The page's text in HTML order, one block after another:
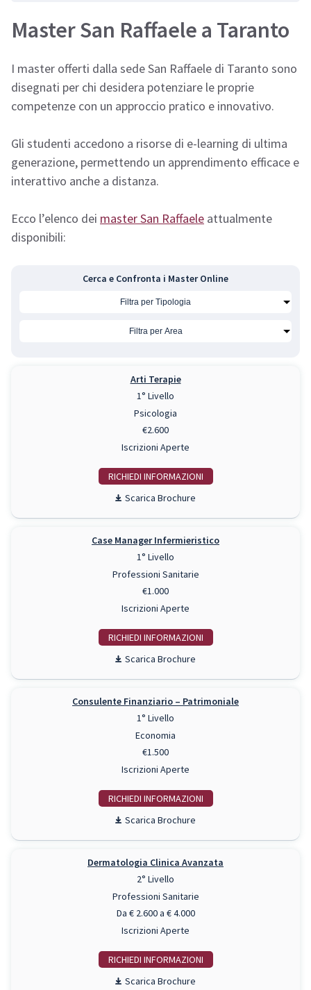
Master San Raffaele a Taranto
I master offerti dalla sede San Raffaele di Taranto sono
disegnati per chi desidera potenziare le proprie
competenze con un approccio pratico e innovativo.
Gli studenti accedono a risorse di e-learning di ultima
generazione, permettendo un apprendimento efficace e
interattivo anche a distanza.
Ecco l’elenco dei master San Raffaele attualmente
disponibili:
Cerca e Confronta i Master Online
Arti Terapie
1° Livello
Psicologia
€2.600
Iscrizioni Aperte
RICHIEDI INFO
Scarica Brochure
Case Manager Infermieristico
1° Livello
Professioni Sanitarie
€1.000
Iscrizioni Aperte
RICHIEDI INFO
Scarica Brochure
Consulente Finanziario – Patrimoniale
1° Livello
Economia
€1.500
Iscrizioni Aperte
RICHIEDI INFO
Scarica Brochure
Dermatologia Clinica Avanzata
2° Livello
Professioni Sanitarie
Da € 2.600 a € 4.000
Iscrizioni Aperte
RICHIEDI INFO
Scarica Brochure